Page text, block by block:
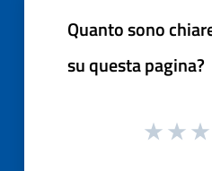
Quanto sono
su questa pagina?